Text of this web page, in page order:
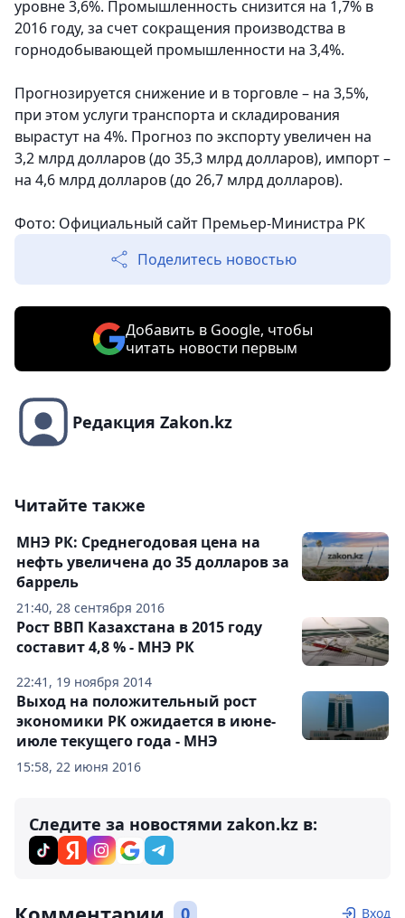
уровне 3,6%. Промышленность снизится на 1,7% в
2016 году, за счет сокращения производства в
горнодобывающей промышленности на 3,4%.
Прогнозируется снижение и в торговле – на 3,5%,
при этом услуги транспорта и складирования
вырастут на 4%. Прогноз по экспорту увеличен на
3,2 млрд долларов (до 35,3 млрд долларов), импорт –
на 4,6 млрд долларов (до 26,7 млрд долларов).
Фото: Официальный сайт Премьер-Министра РК
Поделитесь новостью
Добавить в Google, чтобы
читать новости первым
Редакция Zakon.kz
Читайте также
21:40, 28 сентября 2016
МНЭ РК: Среднегодовая цена на
нефть увеличена до 35 долларов за
баррель
22:41, 19 ноября 2014
Рост ВВП Казахстана в 2015 году
составит 4,8 % - МНЭ РК
15:58, 22 июня 2016
Выход на положительный рост
экономики РК ожидается в июне-
июле текущего года - МНЭ
Следите за новостями zakon.kz в:
0 Вход